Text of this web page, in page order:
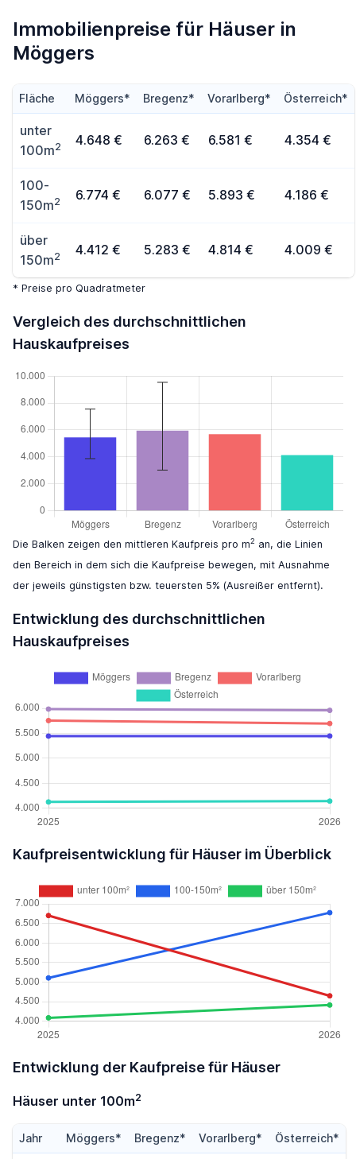
Immobilienpreise für Häuser in
Möggers
Fläche Möggers* Bregenz* Vorarlberg* Österreich*
unter
100m2 4.648 € 6.263 € 6.581 € 4.354 €
100-
150m2 6.774 € 6.077 € 5.893 € 4.186 €
über
150m2 4.412 € 5.283 € 4.814 € 4.009 €
* Preise pro Quadratmeter
Vergleich des durchschnittlichen
Hauskaufpreises
Die Balken zeigen den mittleren Kaufpreis pro m2 an, die Linien
den Bereich in dem sich die Kaufpreise bewegen, mit Ausnahme
der jeweils günstigsten bzw. teuersten 5% (Ausreißer entfernt).
Entwicklung des durchschnittlichen
Hauskaufpreises
Kaufpreisentwicklung für Häuser im Überblick
Entwicklung der Kaufpreise für Häuser
Häuser unter 100m2
Jahr Möggers* Bregenz* Vorarlberg* Österreich*